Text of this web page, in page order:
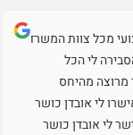
מכל צוות המשרד
לי הכל
מרוצה מהיחס
לי אובדן כושר
אישר לי אובדן כושר